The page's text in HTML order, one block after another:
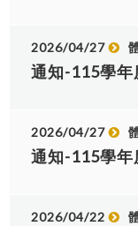
2026/04/27
2026/04/27
2026/04/22